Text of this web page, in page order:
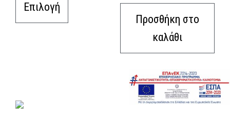
Επιλογή
Προσθήκη στο
καλάθι